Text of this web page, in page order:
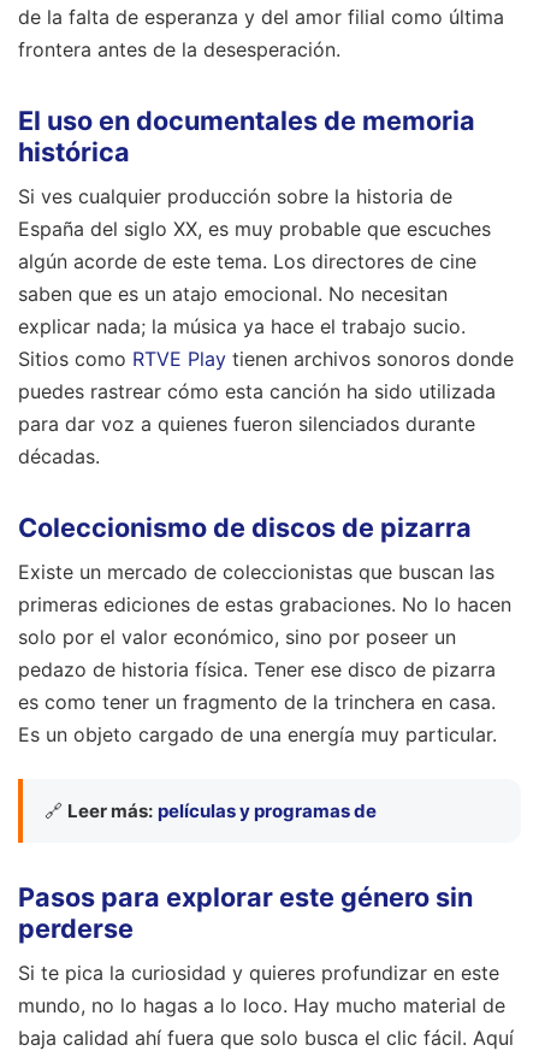
de la falta de esperanza y del amor filial como última
frontera antes de la desesperación.
El uso en documentales de memoria
histórica
Si ves cualquier producción sobre la historia de
España del siglo XX, es muy probable que escuches
algún acorde de este tema. Los directores de cine
saben que es un atajo emocional. No necesitan
explicar nada; la música ya hace el trabajo sucio.
Sitios como RTVE Play tienen archivos sonoros donde
puedes rastrear cómo esta canción ha sido utilizada
para dar voz a quienes fueron silenciados durante
décadas.
Coleccionismo de discos de pizarra
Existe un mercado de coleccionistas que buscan las
primeras ediciones de estas grabaciones. No lo hacen
solo por el valor económico, sino por poseer un
pedazo de historia física. Tener ese disco de pizarra
es como tener un fragmento de la trinchera en casa.
Es un objeto cargado de una energía muy particular.
🔗 Leer más: películas y programas de
Pasos para explorar este género sin
perderse
Si te pica la curiosidad y quieres profundizar en este
mundo, no lo hagas a lo loco. Hay mucho material de
baja calidad ahí fuera que solo busca el clic fácil. Aquí